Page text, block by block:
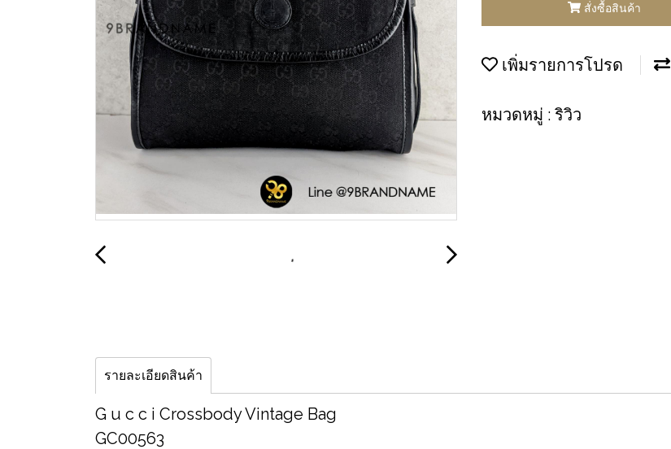
สั่งซื้อสินค้า
เพิ่มรายการโปรด
หมวดหมู่ : ริวิว
รายละเอียดสินค้า
G u c c i Crossbody Vintage Bag
GC00563